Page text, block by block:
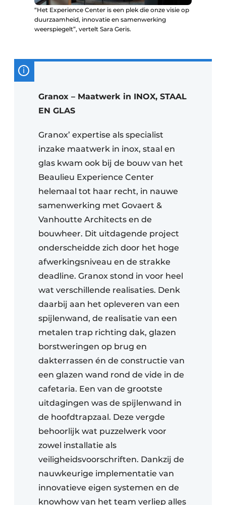
“Het Experience Center is een plek die onze visie op
duurzaamheid, innovatie en samenwerking
weerspiegelt”, vertelt Sara Geris.
Granox – Maatwerk in INOX, STAAL
EN GLAS
Granox’ expertise als specialist
inzake maatwerk in inox, staal en
glas kwam ook bij de bouw van het
Beaulieu Experience Center
helemaal tot haar recht, in nauwe
samenwerking met Govaert &
Vanhoutte Architects en de
bouwheer. Dit uitdagende project
onderscheidde zich door het hoge
afwerkingsniveau en de strakke
deadline. Granox stond in voor heel
wat verschillende realisaties. Denk
daarbij aan het opleveren van een
spijlenwand, de realisatie van een
metalen trap richting dak, glazen
borstweringen op brug en
dakterrassen én de constructie van
een glazen wand rond de vide in de
cafetaria. Een van de grootste
uitdagingen was de spijlenwand in
de hoofdtrapzaal. Deze vergde
behoorlijk wat puzzelwerk voor
zowel installatie als
veiligheidsvoorschriften. Dankzij de
nauwkeurige implementatie van
innovatieve eigen systemen en de
knowhow van het team verliep alles